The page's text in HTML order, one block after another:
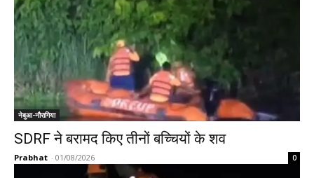
नेबुआ-नौरागिया
SDRF ने बरामद किए तीनों बच्चियों के शव
Prabhat - 01/08/2026 0